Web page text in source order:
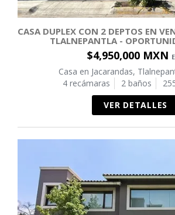
CASA DUPLEX CON 2 DEPTOS EN
TLALNEPANTLA -
$4,950,000 MXN
Casa en Jacarandas,
4 recámaras
2 baños
VER DETALLES